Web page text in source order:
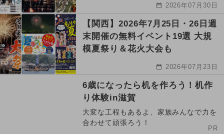
2026年07月30日
【関西】2026年7月25日・26日週
末開催の無料イベント19選 大規
模夏祭り＆花火大会も
2026年07月23日
6歳になったら机を作ろう！机作
り体験in滋賀
大変な工程もあるよ、家族みんなで力を
合わせて頑張ろう！
PR